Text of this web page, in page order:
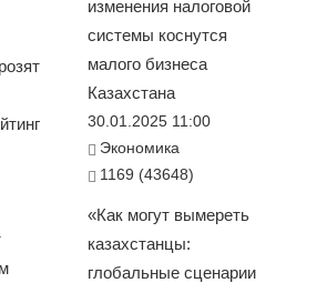
изменения налоговой
системы коснутся
малого бизнеса
Казахстана
30.01.2025 11:00
Экономика
1169 (43648)
«Как могут вымереть
казахстанцы:
глобальные сценарии